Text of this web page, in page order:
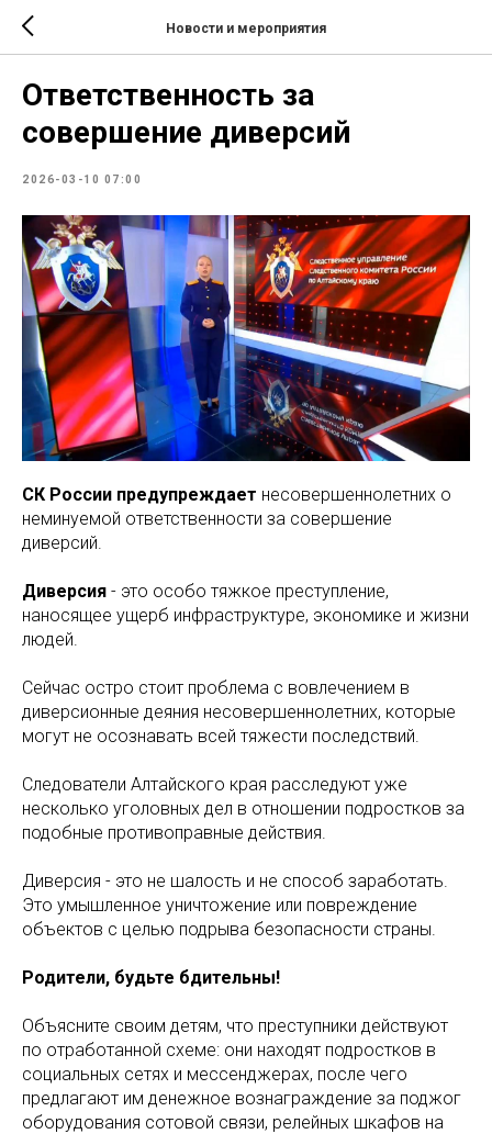
Новости и мероприятия
Ответственность за
совершение диверсий
2026-03-10 07:00
СК России предупреждает несовершеннолетних о
неминуемой ответственности за совершение
диверсий.
Диверсия - это особо тяжкое преступление,
наносящее ущерб инфраструктуре, экономике и жизни
людей.
Сейчас остро стоит проблема с вовлечением в
диверсионные деяния несовершеннолетних, которые
могут не осознавать всей тяжести последствий.
Следователи Алтайского края расследуют уже
несколько уголовных дел в отношении подростков за
подобные противоправные действия.
Диверсия - это не шалость и не способ заработать.
Это умышленное уничтожение или повреждение
объектов с целью подрыва безопасности страны.
Родители, будьте бдительны!
Объясните своим детям, что преступники действуют
по отработанной схеме: они находят подростков в
социальных сетях и мессенджерах, после чего
предлагают им денежное вознаграждение за поджог
оборудования сотовой связи, релейных шкафов на